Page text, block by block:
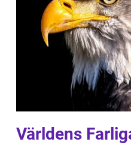
Världens